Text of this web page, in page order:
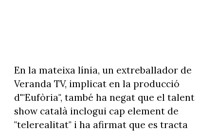
En la mateixa línia, un extreballador de
Veranda TV, implicat en la producció
d'"Eufòria", també ha negat que el talent
show català inclogui cap element de
"telerealitat" i ha afirmat que es tracta